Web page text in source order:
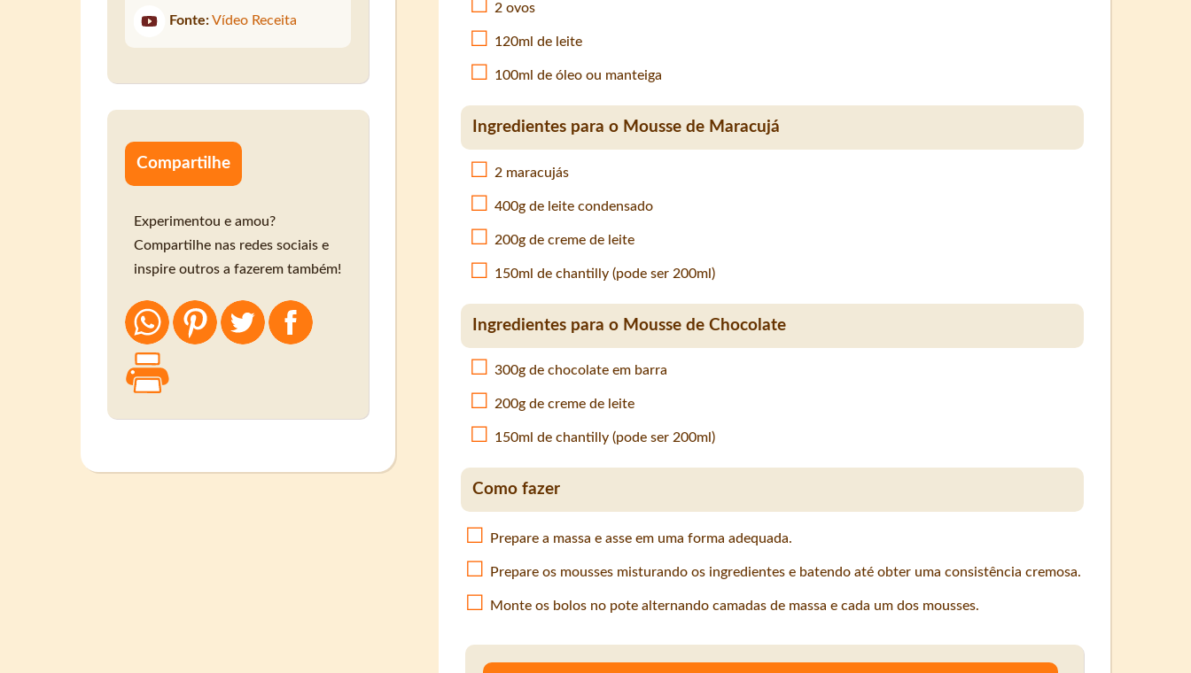
2 ovos
120ml de leite
100ml de óleo ou manteiga
Ingredientes para o Mousse de Maracujá
2 maracujás
400g de leite condensado
200g de creme de leite
150ml de chantilly (pode ser 200ml)
Ingredientes para o Mousse de Chocolate
300g de chocolate em barra
200g de creme de leite
150ml de chantilly (pode ser 200ml)
Como fazer
Prepare a massa e asse em uma forma adequada.
Prepare os mousses misturando os ingredientes e batendo até obter uma consistência cremosa.
Monte os bolos no pote alternando camadas de massa e cada um dos mousses.
Fonte: Vídeo Receita
Compartilhe
Experimentou e amou?
Compartilhe nas redes sociais e
inspire outros a fazerem também!